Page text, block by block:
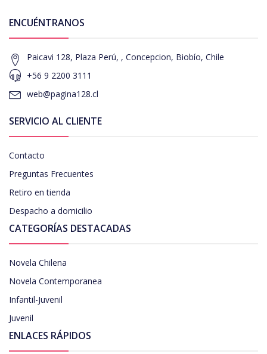
ENCUÉNTRANOS
Paicavi 128, Plaza Perú, , Concepcion, Biobío, Chile
+56 9 2200 3111
web@pagina128.cl
SERVICIO AL CLIENTE
Contacto
Preguntas Frecuentes
Retiro en tienda
Despacho a domicilio
CATEGORÍAS DESTACADAS
Novela Chilena
Novela Contemporanea
Infantil-Juvenil
Juvenil
ENLACES RÁPIDOS